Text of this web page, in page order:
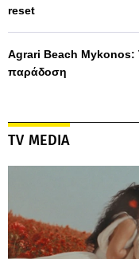
reset
Agrari Beach Mykonos:
παράδοση
TV MEDIA